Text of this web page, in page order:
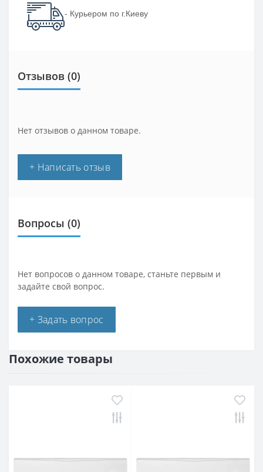
- Курьером по г.Киеву
Отзывов (0)
Нет отзывов о данном товаре.
+ Написать отзыв
Вопросы (0)
Нет вопросов о данном товаре, станьте первым и
задайте свой вопрос.
+ Задать вопрос
Похожие товары